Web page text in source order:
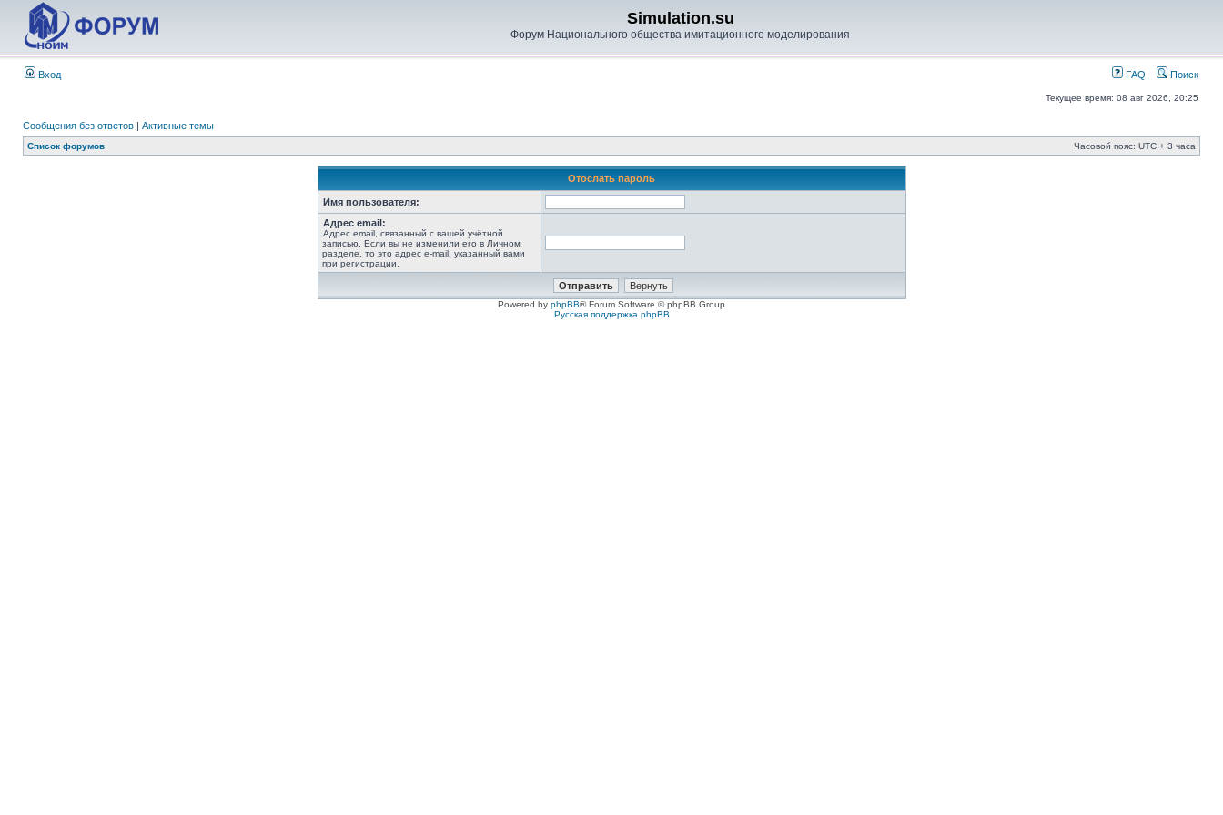
Simulation.su
Форум Национального общества имитационного моделирования
Вход FAQ Поиск
Текущее время: 08 авг 2026, 20:25
Сообщения без ответов | Активные темы
Список форумов Часовой пояс: UTC + 3 часа
Отослать пароль
Имя пользователя:
Адрес email:
Адрес email, связанный с вашей учётной
записью. Если вы не изменили его в Личном
разделе, то это адрес e-mail, указанный вами
при регистрации.
Powered by phpBB® Forum Software © phpBB Group
Русская поддержка phpBB